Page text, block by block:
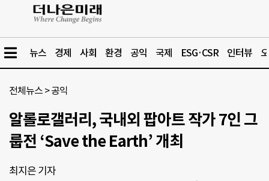
뉴스 경제 사회 환경 공익 국제 ESG·CSR 인터뷰
전체뉴스 >공익
알롤로갤러리, 국내외 팝아트 작가 7인 그
룹전 ‘Save the Earth’ 개최
최지은 기자